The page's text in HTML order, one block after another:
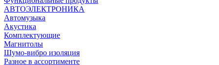
АВТОЭЛЕКТРОНИКА
Автомузыка
Акустика
Комплектующие
Магнитолы
Шумо-вибро изоляция
Разное в ассортименте